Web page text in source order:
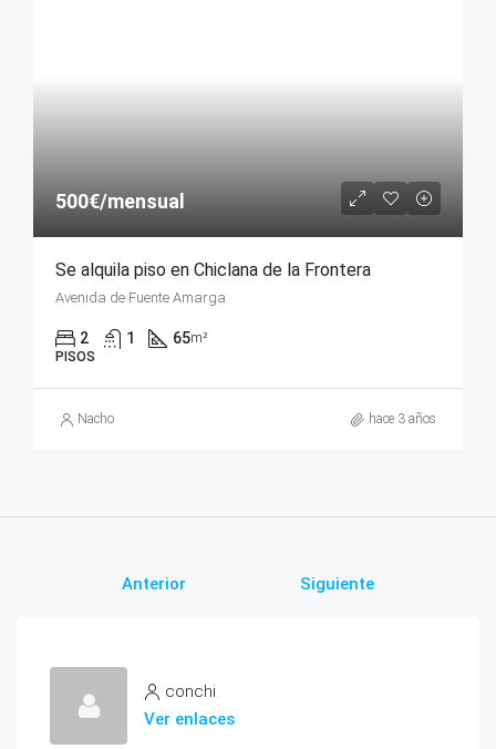
500€/mensual
Se alquila piso en Chiclana de la Frontera
Avenida de Fuente Amarga
2 1 65m²
PISOS
Nacho hace 3 años
Anterior Siguiente
conchi
Ver enlaces